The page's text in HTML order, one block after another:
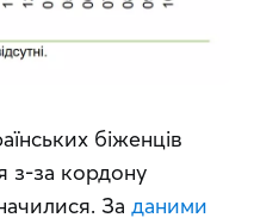
біженців
з-за кордону
За даними